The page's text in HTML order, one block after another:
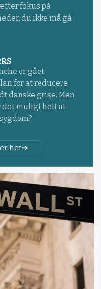
fokus på
du ikke må gå
er gået
for at reducere
danske grise. Men
det muligt helt at
her